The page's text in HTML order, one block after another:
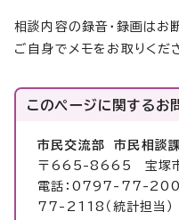
相談内容の録音・録画はお
ご自身でメモをお取りくだ
このページに関するお
市民交流部 市民相談
〒665-8665 宝塚
電話：0797-77-
77-2118（統計担当）